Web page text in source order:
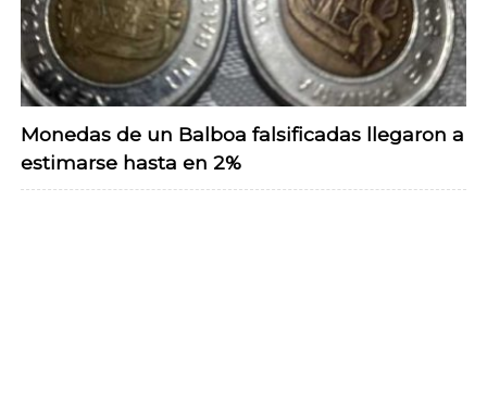
Monedas de un Balboa falsificadas llegaron a
estimarse hasta en 2%